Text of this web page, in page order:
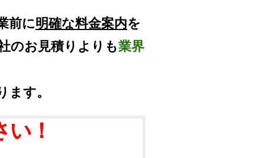
前に明確な料金案内を
のお見積りよりも業界
ます。
！